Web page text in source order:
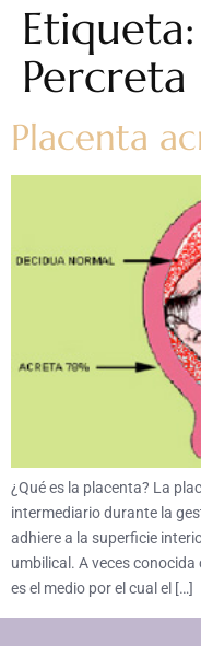
Etiqueta:
Percreta
Placenta
¿Qué es la placenta? La
intermediario durante la
adhiere a la superficie
umbilical. A veces
es el medio por el cual el […]